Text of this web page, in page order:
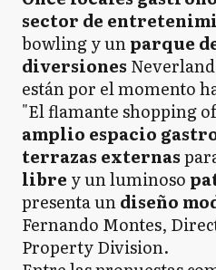
sector de
bowling y unparque
diversiones
están por el momento
"El flamante shopping
amplio espacio
terrazas externas
libre y un luminoso
presenta undiseño
Fernando Montes,
Property Division.